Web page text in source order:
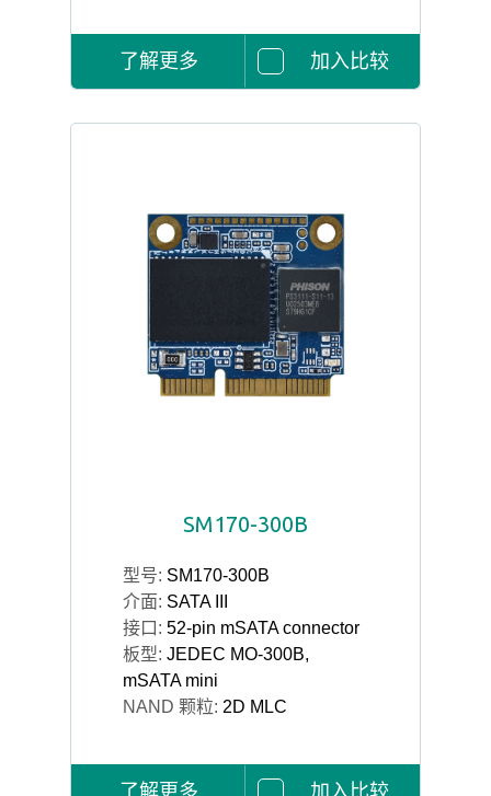
了解更多 加入比较
SM170-300B
型号: SM170-300B
介面: SATA III
接口: 52-pin mSATA connector
板型: JEDEC MO-300B,
mSATA mini
NAND 颗粒: 2D MLC